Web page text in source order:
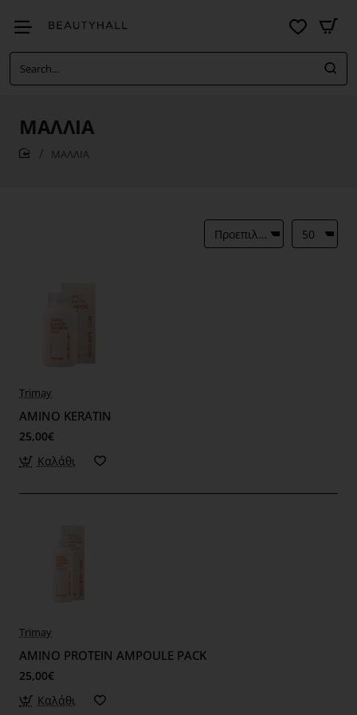
Search...
ΜΑΛΛΙΑ
ΜΑΛΛΙΑ
Trimay
AMINO KERATIN
25,00€
Καλάθι
Trimay
AMINO PROTEIN AMPOULE PACK
25,00€
Καλάθι